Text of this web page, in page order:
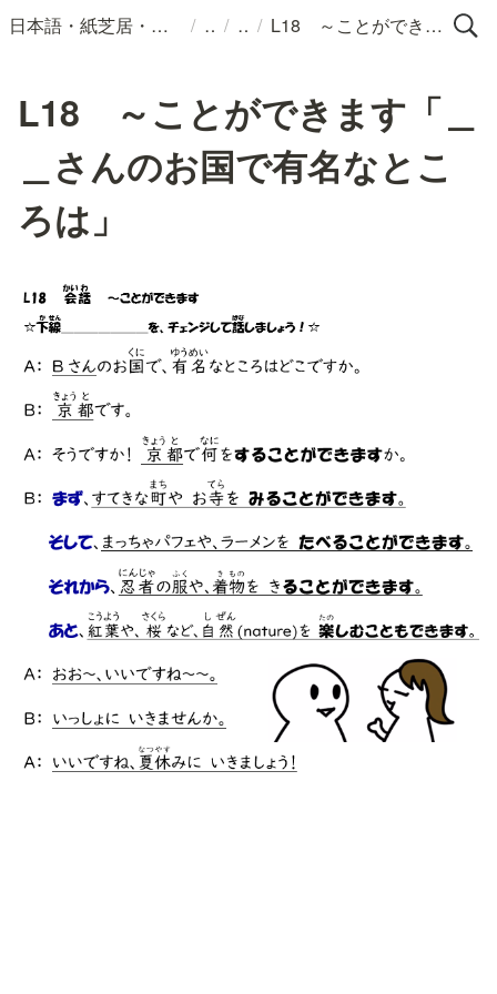
日本語・紙芝居・絵本・イラスト / / / L18 ～ことができます「＿＿さんのお国で有名なところは」
L18 ～ことができます「＿
＿さんのお国で有名なとこ
ろは」